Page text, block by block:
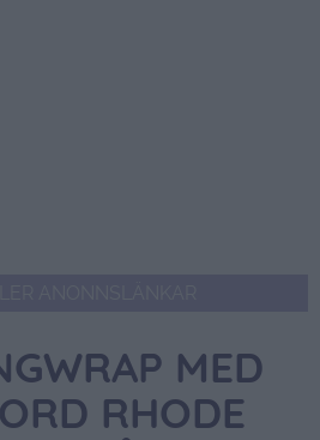
MED
RHODE